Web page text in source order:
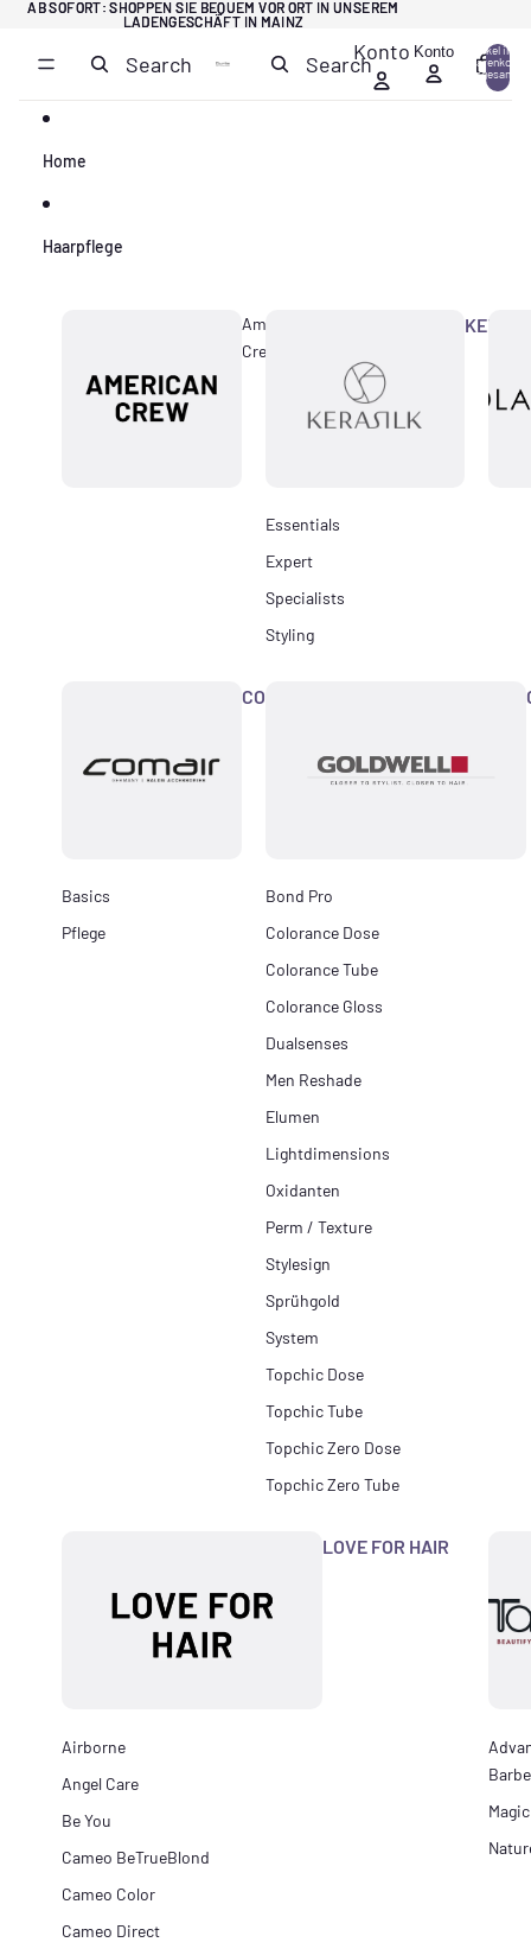
AB SOFORT: SHOPPEN SIE BEQUEM VOR ORT IN UNSEREM
LADENGESCHÄFT IN MAINZ
AB SOFORT: SHOPPEN SIE BEQUEM VOR ORT IN UNSEREM
LADENGESCHÄFT IN MAINZ
Search SearchKonto Konto
Artikel im
Warenkorb
insgesamt:
Home
Haarpflege
American
Crew
Essentials
Expert
Specialists
Styling
COMAIR
Basics
Pflege
Bond Pro
Colorance Dose
Colorance Tube
Colorance Gloss
Dualsenses
Men Reshade
Elumen
Lightdimensions
Oxidanten
Perm / Texture
Stylesign
Sprühgold
System
Topchic Dose
Topchic Tube
Topchic Zero Dose
Topchic Zero Tube
LOVE FOR HAIR
Airborne
Angel Care
Be You
Cameo BeTrueBlond
Cameo Color
Cameo Direct